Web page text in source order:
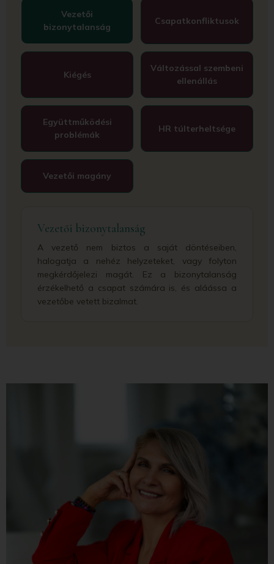
Vezetői
bizonytalanság
Csapatkonfliktusok
Kiégés
Változással szembeni
ellenállás
Együttműködési
problémák
HR túlterheltsége
Vezetői magány
Vezetői bizonytalanság
A vezető nem biztos a saját döntéseiben,
halogatja a nehéz helyzeteket, vagy folyton
megkérdőjelezi magát. Ez a bizonytalanság
érzékelhető a csapat számára is, és aláássa a
vezetőbe vetett bizalmat.